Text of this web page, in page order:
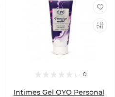
0
Intimes Gel OYO Personal